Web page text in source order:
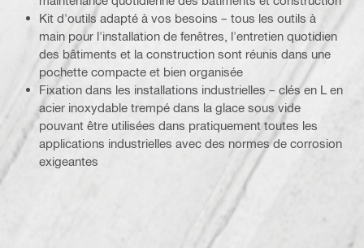
Kit d'outils adapté à vos besoins – tous les outils à
main pour l'installation de fenêtres, l'entretien quotidien
des bâtiments et la construction sont réunis dans une
pochette compacte et bien organisée
Fixation dans les installations industrielles – clés en L en
acier inoxydable trempé dans la glace sous vide
pouvant être utilisées dans pratiquement toutes les
applications industrielles avec des normes de corrosion
exigeantes